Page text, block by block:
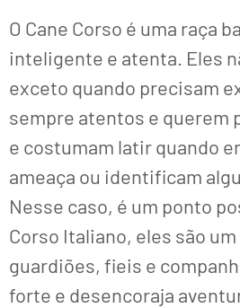
O Cane Corso é uma raça
inteligente e atenta. Eles
exceto quando precisam
sempre atentos e querem
e costumam latir quando
ameaça ou identificam
Nesse caso, é um ponto
Corso Italiano, eles são
guardiões, fieis e
forte e desencoraja